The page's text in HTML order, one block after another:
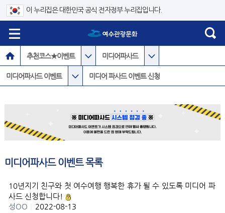
이 누리집은 대한민국 공식 전자정부 누리집입니다.
추천코스★이벤트 미디어파사드
미디어파사드 이벤트 미디어 파사드 이벤트 신청
미디어파사드 이벤트 목록
10년지기 친구와 첫 여수여행 행복한 휴가 될 수 있도록 미디어 파
사드 신청합니다!
성OO
2022-08-13